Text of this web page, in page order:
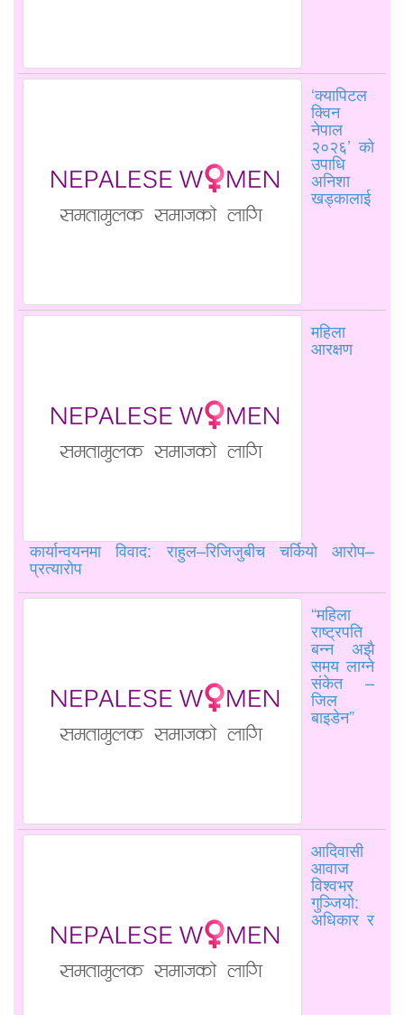
‘क्यापिटल
क्विन
नेपाल
२०२६’ को
उपाधि
अनिशा
खड्कालाई
महिला
आरक्षण
कार्यान्वयनमा विवाद: राहुल–रिजिजुबीच चर्कियो आरोप–
प्रत्यारोप
“महिला
राष्ट्रपति
बन्न अझै
समय लाग्ने
संकेत –
जिल
बाइडेन”
आदिवासी
आवाज
विश्वभर
गुञ्जियो:
अधिकार र